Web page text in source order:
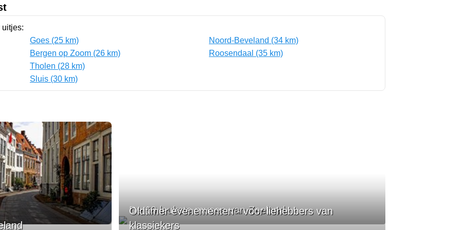
uitjes:
Goes (25 km)
Bergen op Zoom (26 km)
Tholen (28 km)
Sluis (30 km)
Noord-Beveland (34 km)
Roosendaal (35 km)
De 10 leukste musea van Zeeland
Oldtimer evenementen - voor liehebbers van
klassiekers